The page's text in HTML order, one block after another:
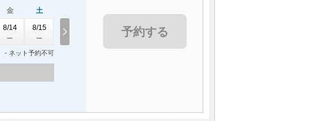
金
8/14
土
8/15
- ネット予約不可
予約する